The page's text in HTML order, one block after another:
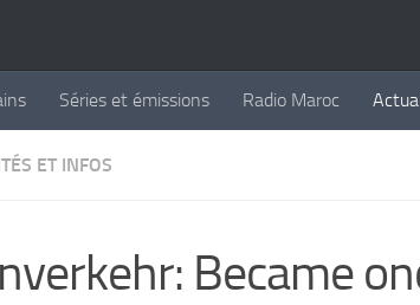
Séries et émissions Radio Maroc
ET INFOS
Became